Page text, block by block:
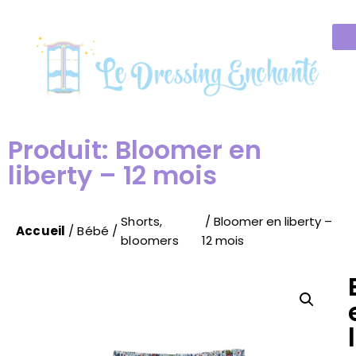
Produit: Bloomer en
liberty – 12 mois
Accueil /Bébé /
Shorts,
bloomers
/ Bloomer en liberty –
12 mois